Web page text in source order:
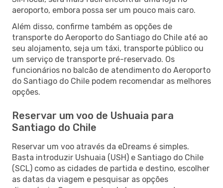
aeroporto, embora possa ser um pouco mais caro.
Além disso, confirme também as opções de
transporte do Aeroporto do Santiago do Chile até ao
seu alojamento, seja um táxi, transporte público ou
um serviço de transporte pré-reservado. Os
funcionários no balcão de atendimento do Aeroporto
do Santiago do Chile podem recomendar as melhores
opções.
Reservar um voo de Ushuaia para
Santiago do Chile
Reservar um voo através da eDreams é simples.
Basta introduzir Ushuaia (USH) e Santiago do Chile
(SCL) como as cidades de partida e destino, escolher
as datas da viagem e pesquisar as opções